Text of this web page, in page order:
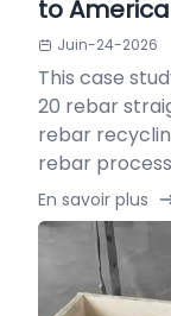
to America
Juin-24-2026
This case
20 rebar
rebar
rebar
En savoir plus